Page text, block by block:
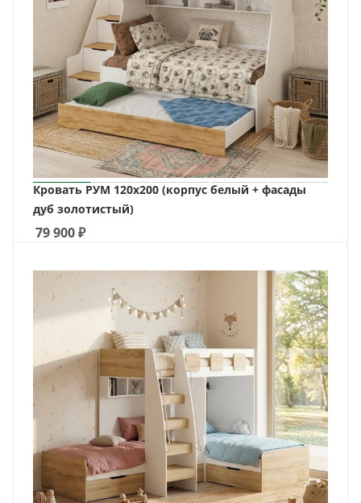
Кровать РУМ 120х200 (корпус белый + фасады
дуб золотистый)
79 900₽